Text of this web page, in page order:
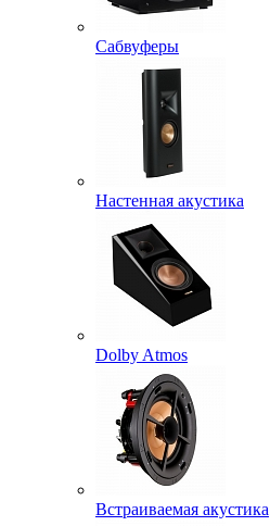
Сабвуферы
Настенная акустика
Dolby Atmos
Встраиваемая акустика